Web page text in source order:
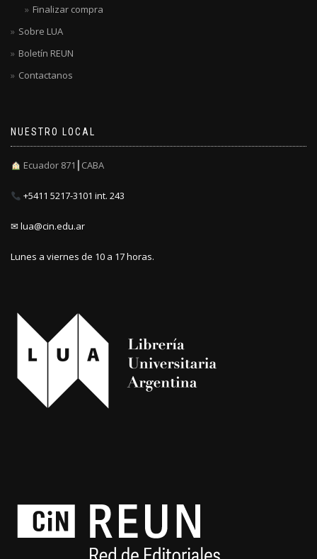
Finalizar compra
Sobre LUA
Boletín REUN
Contactanos
NUESTRO LOCAL
Ecuador 871┃CABA
+5411 5217-3101 int. 243
✉ lua@cin.edu.ar
Lunes a viernes de 10 a 17 horas.